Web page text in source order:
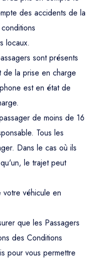
des accidents de la
locaux.
sont présents
de la prise en charge
est en état de
de moins de 16
Tous les
Dans le cas où ils
le trajet peut
véhicule en
que les Passagers
des Conditions
pour vous permettre